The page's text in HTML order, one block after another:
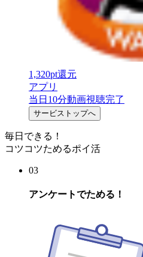
1,320pt還元
アプリ
当日10分動画視聴完了
サービストップへ
毎日できる！
コツコツためるポイ活
03
アンケートでためる ！